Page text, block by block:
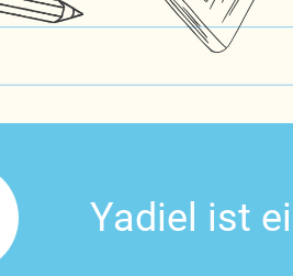
Yadiel ist